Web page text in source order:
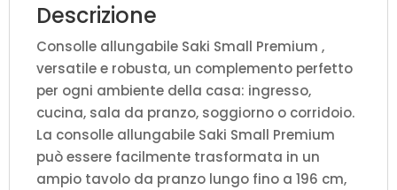
Descrizione
Consolle allungabile Saki Small Premium ,
versatile e robusta, un complemento perfetto
per ogni ambiente della casa: ingresso,
cucina, sala da pranzo, soggiorno o corridoio.
La consolle allungabile Saki Small Premium
può essere facilmente trasformata in un
ampio tavolo da pranzo lungo fino a 196 cm,